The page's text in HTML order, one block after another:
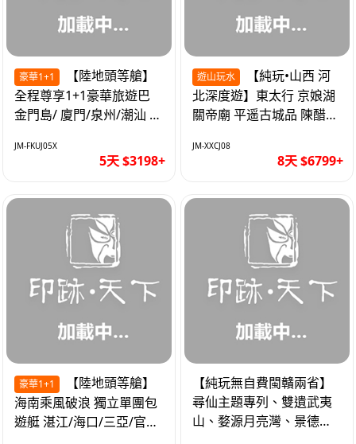
豪華1+1
全程尊享1+1豪華旅遊巴
金門島/ 廈門/泉州/潮汕 無
JM-FKUJ05X
5天 $3198+
遊山玩水
北深度遊】東太行 京娘湖
關帝廟 平遥古城品 陳醋咖
JM-XXCJ08
8天 $6799+
豪華1+1
海南乘風破浪 獨立單團包
遊艇 湛江/海口/三亞/官塘/
【純玩無自費閩贛兩省】
尋仙主題專列、雙遺武夷
山、婺源月亮灣、景德